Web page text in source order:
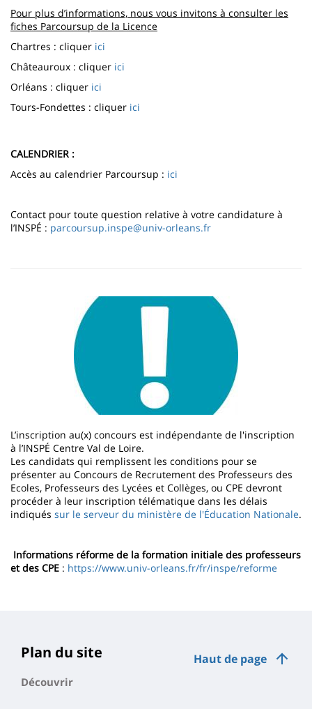
Pour plus d’informations, nous vous invitons à consulter les
fiches Parcoursup de la Licence
Chartres : cliquer ici
Châteauroux : cliquer ici
Orléans : cliquer ici
Tours-Fondettes : cliquer ici
CALENDRIER :
Accès au calendrier Parcoursup : ici
Contact pour toute question relative à votre candidature à
l’INSPÉ : parcoursup.inspe@univ-orleans.fr
L’inscription au(x) concours est indépendante de l'inscription
à l’INSPÉ Centre Val de Loire.
Les candidats qui remplissent les conditions pour se
présenter au Concours de Recrutement des Professeurs des
Ecoles, Professeurs des Lycées et Collèges, ou CPE devront
procéder à leur inscription télématique dans les délais
indiqués sur le serveur du ministère de l'Éducation Nationale.
Informations réforme de la formation initiale des professeurs
et des CPE : https://www.univ-orleans.fr/fr/inspe/reforme
Haut de page
Plan du site
Découvrir